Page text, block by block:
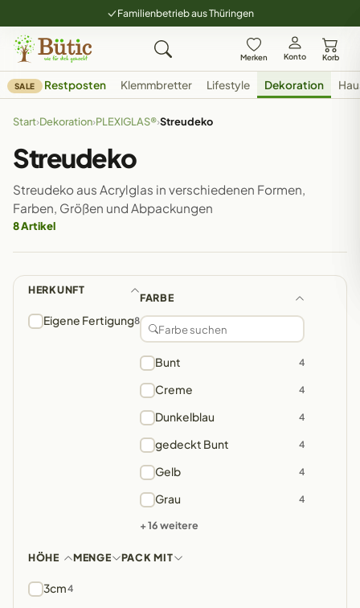
Familienbetrieb aus Thüringen
Merken Konto Korb
SALE Restposten Klemmbretter Lifestyle Dekoration
Start›Dekoration›PLEXIGLAS®›Streudeko
Streudeko
Streudeko aus Acrylglas in verschiedenen Formen,
Farben, Größen und Abpackungen
8 Artikel
HERKUNFT
Eigene Fertigung8
FARBE
Bunt 4
Creme 4
Dunkelblau 4
gedeckt Bunt 4
Gelb 4
Grau 4
+ 16 weitere
HÖHE
3cm4
MENGE PACK MIT